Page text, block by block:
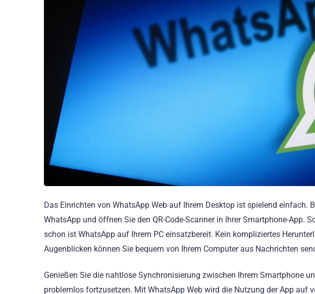
Das Einrichten von WhatsApp Web auf Ihrem Desktop ist spielend einfach.
WhatsApp und öffnen Sie den QR-Code-Scanner in Ihrer Smartphone-App.
schon ist WhatsApp auf Ihrem PC einsatzbereit. Kein kompliziertes
Augenblicken können Sie bequem von Ihrem Computer aus Nachrichten
Genießen Sie die nahtlose Synchronisierung zwischen Ihrem Smartphone
problemlos fortzusetzen. Mit WhatsApp Web wird die Nutzung der App auf